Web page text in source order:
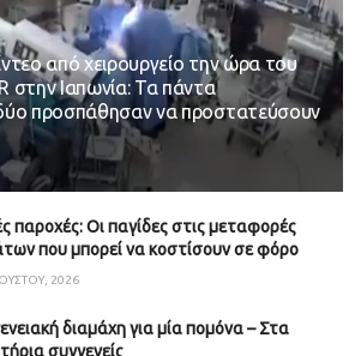
από χειρουργείο την ώρα του
στην Ιαπωνία: Τα πάντα
προσπάθησαν να προστατεύσουν
παροχές: Οι παγίδες στις μεταφορές
που μπορεί να κοστίσουν σε φόρο
2026
διαμάχη για μία πομόνα – Στα
συγγενείς